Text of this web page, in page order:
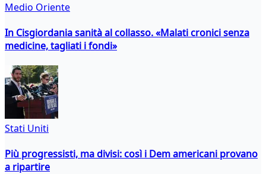
Medio Oriente
In Cisgiordania sanità al collasso. «Malati cronici senza
medicine, tagliati i fondi»
Stati Uniti
Più progressisti, ma divisi: così i Dem americani provano
a ripartire